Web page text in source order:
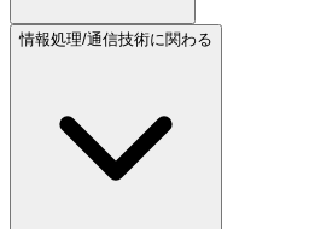
情報処理/通信技術に関わる